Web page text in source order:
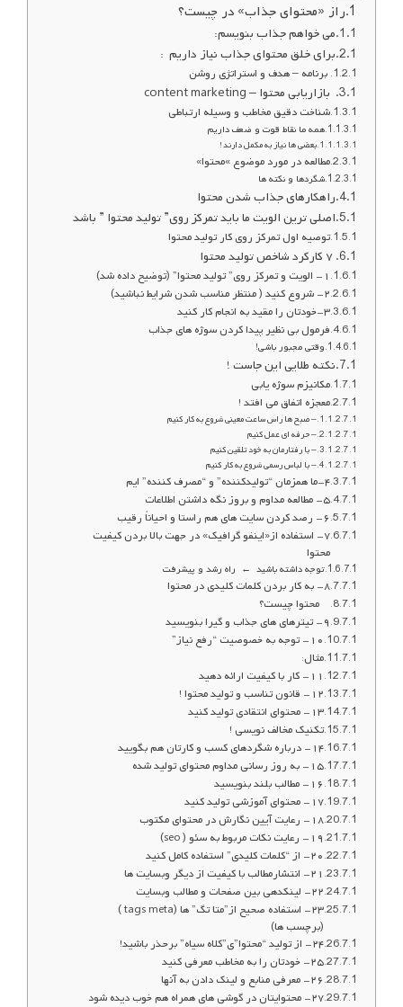
راز «محتوای جذاب» در چیست؟
می خواهم جذاب بنویسم:
برای خلق محتوای جذاب نیاز داریم :
برنامه – هدف و استراتژی روشن
بازاریابی محتوا – content marketing
شناخت دقیق مخاطب و وسیله ارتباطی
همه ما نقاط قوت و ضعف داریم
بعضی ها نیاز به مکمل دارند !
مطالعه در مورد موضوع »محتوا»
شگردها و نکته ها
راهکارهای جذاب شدن محتوا
اصلی ترین الویت ما باید تمرکز روی” تولید محتوا ” باشد
توصیه اول تمرکز روی کار تولید محتوا
۷ کارکرد شاخص تولید محتوا
۱- الویت و تمرکز روی” تولید محتوا” (توضیح داده شد)
۲- شروع کنید ( منتظر مناسب شدن شرایط نباشید)
۳-خودتان را مقید به انجام کار کنید
فرمول بی نظیر پیدا کردن سوژه های جذاب
وقتی مجبور باشی!
نکته طلایی این جاست !
مکانیزم سوژه یابی
معجزه اتفاق می افتد !
– صبح ها راس ساعت معینی شروع به کار کنیم
– حرفه ای عمل کنیم
– با رفتارمان به خود تلقین کنیم
– با لباس رسمی شروع به کار کنیم
۴-ما همزمان “تولیدکننده” و “مصرف کننده” ایم
۵- مطالعه مداوم و بروز نگه داشتن اطلاعات
۶- رصد کردن سایت های هم راستا و احیاناً رقیب
۷- استفاده از«اینفو گرافیک» در جهت بالا بردن کیفیت
محتوا
توجه داشته باشید ← راه رشد و پیشرفت
۸- به کار بردن کلمات کلیدی در محتوا
محتوا چیست؟
۹- تیترهای های جذاب و گیرا بنویسید
۱۰- توجه به خصوصیت “رفع نیاز”
مثال:
۱۱- کار با کیفیت ارائه دهید
۱۲- قانون تناسب و تولید محتوا !
۱۳- محتوای انتقادی تولید کنید
تکنیک مخالف نویسی !
۱۴- درباره شگردهای کسب و کارتان هم بگویید
۱۵- به روز رسانی مداوم محتوای تولید شده
۱۶- مطالب بلند بنویسید
۱۷- محتوای آموزشی تولید کنید
۱۸- رعایت آیین نگارش در محتوای مکتوب
۱۹- رعایت نکات مربوط به سئو ( seo)
۲۰- از “کلمات کلیدی” استفاده کامل کنید
۲۱- انتشارمطالب با کیفیت از دیگر وبسایت ها
۲۲- لینکدهی بین صفحات و مطالب وبسایت
۲۳- استفاده صحیح از”متا تگ” ها (tags meta )
(برچسب ها)
۲۴- از تولید “محتوا”ی”کلاه سیاه” برحذر باشید!
۲۵- خودتان را به مخاطب معرفی کنید
۲۶- معرفی منابع و لینک دادن به آنها
۲۷- محتوایتان در گوشی های همراه هم خوب دیده شود